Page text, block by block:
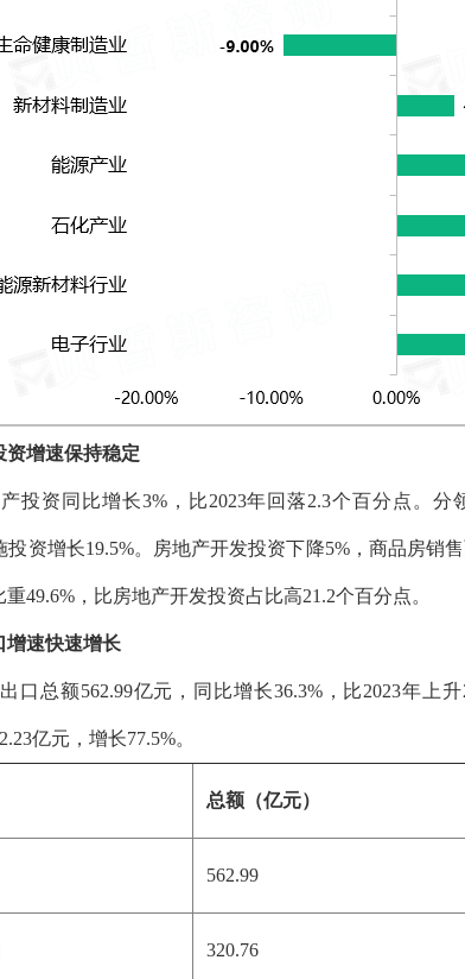
资增速保持稳定
投资同比增长3%，比2023年回落2.3个百分点。
投资增长19.5%。房地产开发投资下降5%，商品房销
49.6%，比房地产开发投资占比高21.2个百分点。
增速快速增长
口总额562.99亿元，同比增长36.3%，比2023年上
亿元，增长77.5%。
总额（亿元）
562.99
320.76